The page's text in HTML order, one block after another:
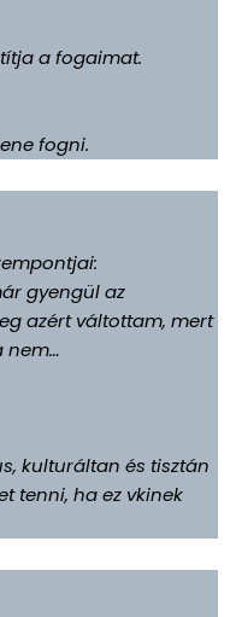
a fogaimat.
fogni.
gyengül az
azért váltottam, mert
nem…
kulturáltan és tisztán
tenni, ha ez vkinek